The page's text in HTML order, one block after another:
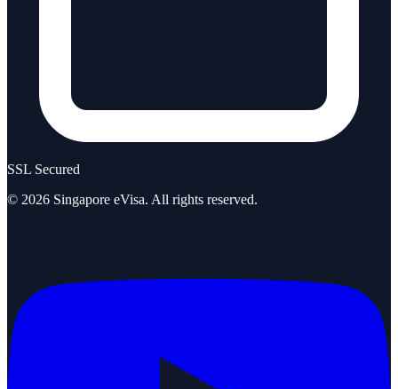
SSL Secured
© 2026 Singapore eVisa. All rights reserved.